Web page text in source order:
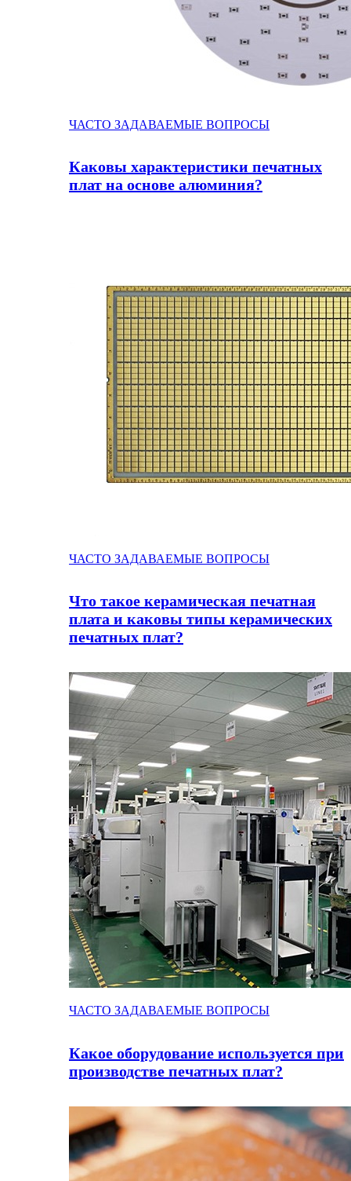
ЧАСТО ЗАДАВАЕМЫЕ ВОПРОСЫ
Каковы характеристики печатных
плат на основе алюминия?
ЧАСТО ЗАДАВАЕМЫЕ ВОПРОСЫ
Что такое керамическая печатная
плата и каковы типы керамических
печатных плат?
ЧАСТО ЗАДАВАЕМЫЕ ВОПРОСЫ
Какое оборудование используется при
производстве печатных плат?